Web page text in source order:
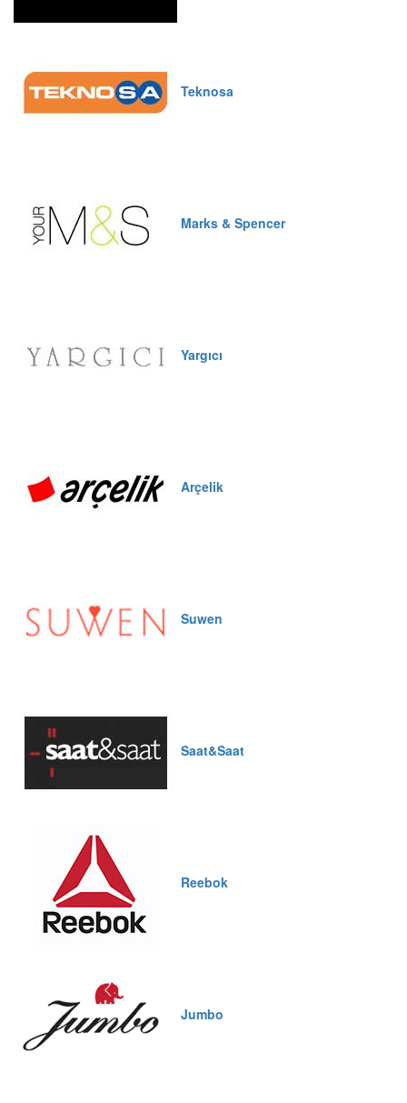
Teknosa
Marks & Spencer
Yargıcı
Arçelik
Suwen
Saat&Saat
Reebok
Jumbo